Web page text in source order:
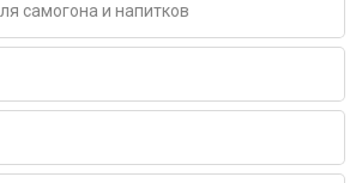
самогона и напитков